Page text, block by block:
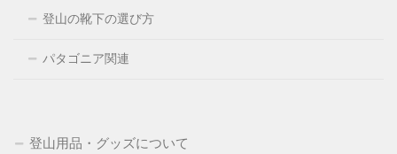
登山の靴下の選び方
パタゴニア関連
登山用品・グッズについて